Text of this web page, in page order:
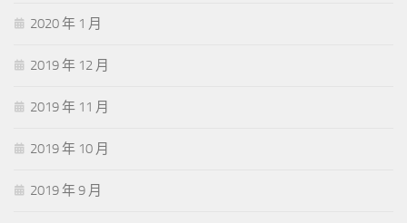
2020 年 1 月
2019 年 12 月
2019 年 11 月
2019 年 10 月
2019 年 9 月